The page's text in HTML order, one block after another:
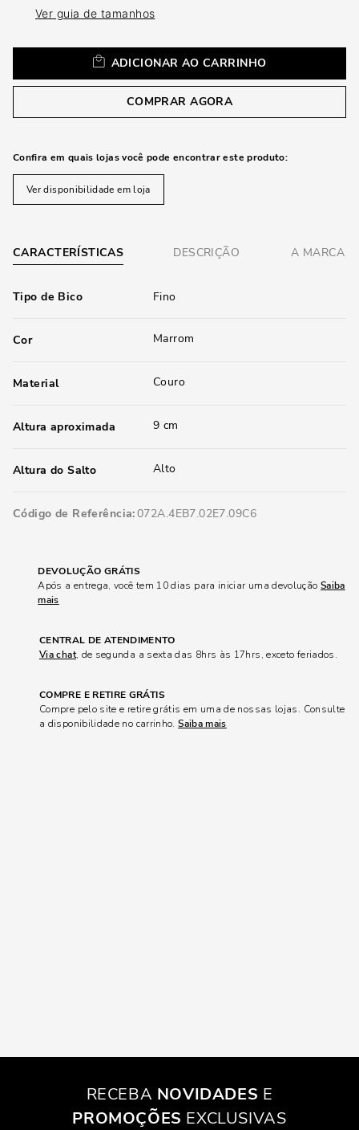
Ver guia de tamanhos
ADICIONAR AO CARRINHO
COMPRAR AGORA
Confira em quais lojas você pode encontrar este produto:
Ver disponibilidade em loja
CARACTERÍSTICAS DESCRIÇÃO A MARCA
Tipo de Bico Fino
Cor Marrom
Material Couro
Altura aproximada 9 cm
Altura do Salto Alto
Código de Referência 072A.4EB7.02E7.09C6
DEVOLUÇÃO GRÁTIS
Após a entrega, você tem 10 dias para iniciar uma devolução Saiba
mais
CENTRAL DE ATENDIMENTO
Via chat, de segunda a sexta das 8hrs às 17hrs, exceto feriados.
COMPRE E RETIRE GRÁTIS
Compre pelo site e retire grátis em uma de nossas lojas. Consulte
a disponibilidade no carrinho.Saiba mais
RECEBA NOVIDADES E
PROMOÇÕES EXCLUSIVAS